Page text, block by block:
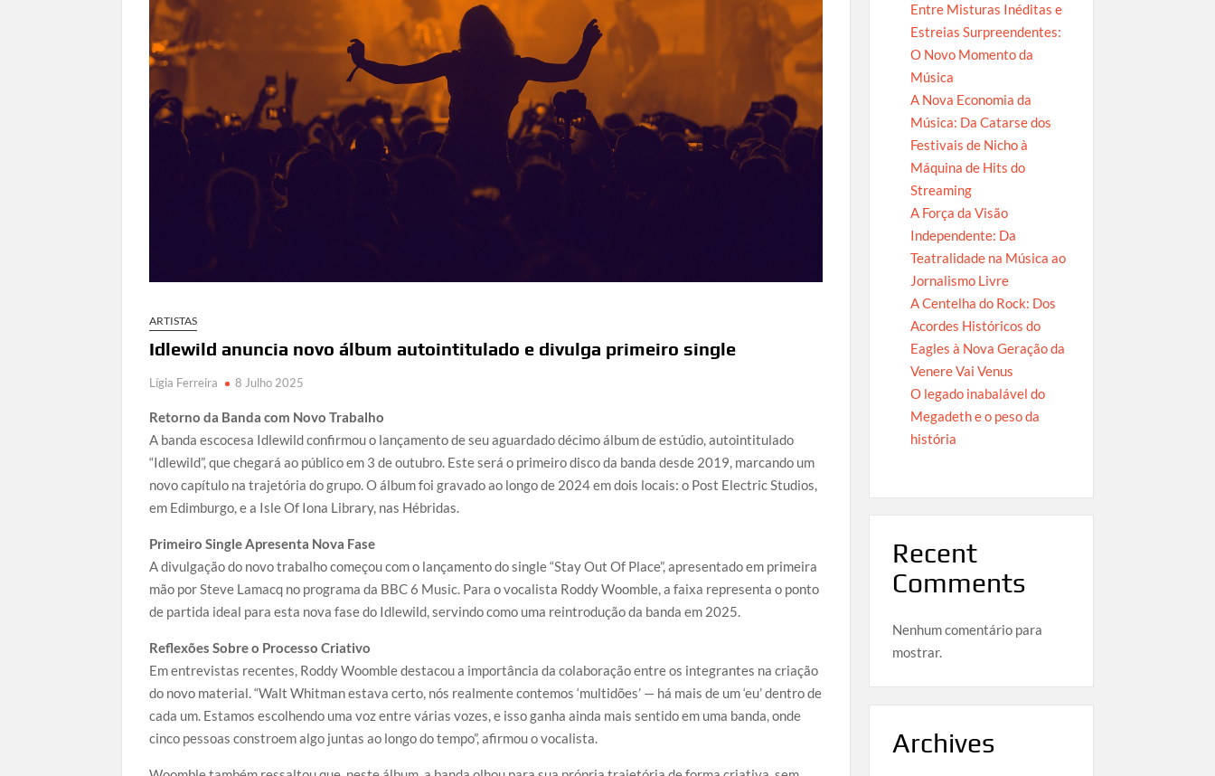
ARTISTAS
Idlewild anuncia novo álbum autointitulado e divulga primeiro single
Lígia Ferreira 8 Julho 2025
Retorno da Banda com Novo Trabalho
A banda escocesa Idlewild confirmou o lançamento de seu aguardado décimo álbum de estúdio, autointitulado
“Idlewild”, que chegará ao público em 3 de outubro. Este será o primeiro disco da banda desde 2019, marcando um
novo capítulo na trajetória do grupo. O álbum foi gravado ao longo de 2024 em dois locais: o Post Electric Studios,
em Edimburgo, e a Isle Of Iona Library, nas Hébridas.
Primeiro Single Apresenta Nova Fase
A divulgação do novo trabalho começou com o lançamento do single “Stay Out Of Place”, apresentado em primeira
mão por Steve Lamacq no programa da BBC 6 Music. Para o vocalista Roddy Woomble, a faixa representa o ponto
de partida ideal para esta nova fase do Idlewild, servindo como uma reintrodução da banda em 2025.
Reflexões Sobre o Processo Criativo
Em entrevistas recentes, Roddy Woomble destacou a importância da colaboração entre os integrantes na criação
do novo material. “Walt Whitman estava certo, nós realmente contemos ‘multidões’ — há mais de um ‘eu’ dentro de
cada um. Estamos escolhendo uma voz entre várias vozes, e isso ganha ainda mais sentido em uma banda, onde
cinco pessoas constroem algo juntas ao longo do tempo”, afirmou o vocalista.
Entre Misturas Inéditas e
Estreias Surpreendentes:
O Novo Momento da
Música
A Nova Economia da
Música: Da Catarse dos
Festivais de Nicho à
Máquina de Hits do
Streaming
A Força da Visão
Independente: Da
Teatralidade na Música ao
Jornalismo Livre
A Centelha do Rock: Dos
Acordes Históricos do
Eagles à Nova Geração da
Venere Vai Venus
O legado inabalável do
Megadeth e o peso da
história
Recent
Comments
Nenhum comentário para
mostrar.
Archives